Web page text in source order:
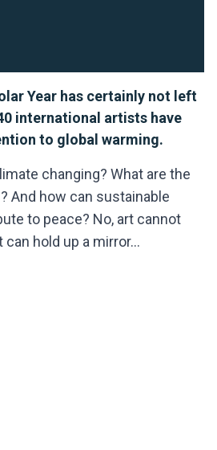
Year has certainly not left
international artists have
to global warming.
changing? What are the
And how can sustainable
to peace? No, art cannot
hold up a mirror...